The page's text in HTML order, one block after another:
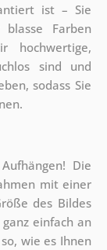
ist – Sie
Farben
hochwertige,
sind und
sodass Sie
Die
mit einer
des Bildes
einfach an
wie es Ihnen